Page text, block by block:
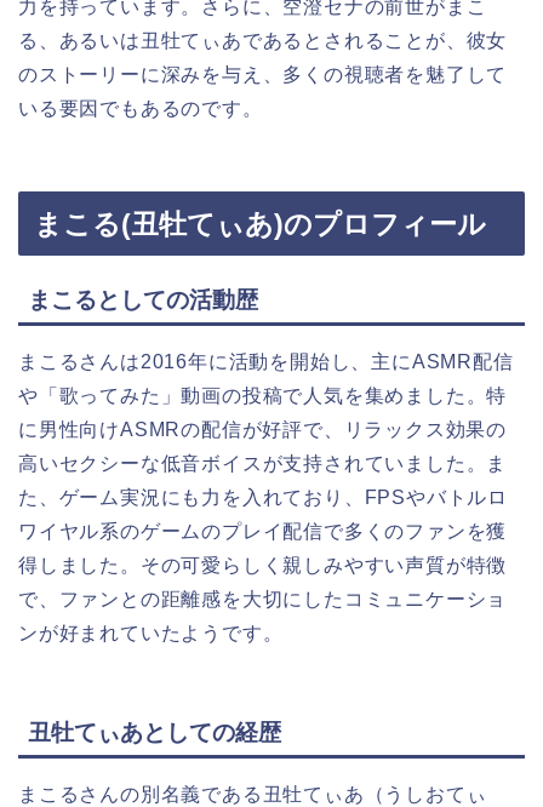
力を持っています。さらに、空澄セナの前世がまこ
る、あるいは丑牡てぃあであるとされることが、彼女
のストーリーに深みを与え、多くの視聴者を魅了して
いる要因でもあるのです。
まこる(丑牡てぃあ)のプロフィール
まこるとしての活動歴
まこるさんは2016年に活動を開始し、主にASMR配信
や「歌ってみた」動画の投稿で人気を集めました。特
に男性向けASMRの配信が好評で、リラックス効果の
高いセクシーな低音ボイスが支持されていました。ま
た、ゲーム実況にも力を入れており、FPSやバトルロ
ワイヤル系のゲームのプレイ配信で多くのファンを獲
得しました。その可愛らしく親しみやすい声質が特徴
で、ファンとの距離感を大切にしたコミュニケーショ
ンが好まれていたようです。
丑牡てぃあとしての経歴
まこるさんの別名義である丑牡てぃあ（うしおてぃ